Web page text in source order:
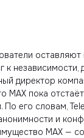
к
директор
MAX пока
его словам,
и
MAX —